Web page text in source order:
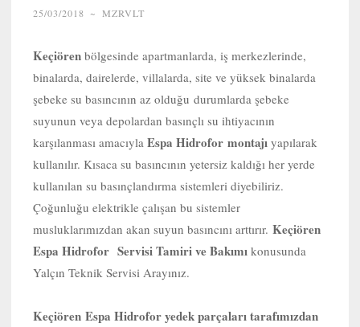
25/03/2018 ~ MZRVLT
Keçiören bölgesinde apartmanlarda, iş merkezlerinde,
binalarda, dairelerde, villalarda, site ve yüksek binalarda
şebeke su basıncının az olduğu durumlarda şebeke
suyunun veya depolardan basınçlı su ihtiyacının
karşılanması amacıyla Espa Hidrofor montajı yapılarak
kullanılır. Kısaca su basıncının yetersiz kaldığı her yerde
kullanılan su basınçlandırma sistemleri diyebiliriz.
Çoğunluğu elektrikle çalışan bu sistemler
musluklarımızdan akan suyun basıncını arttırır. Keçiören
Espa Hidrofor Servisi Tamiri ve Bakımı konusunda
Yalçın Teknik Servisi Arayınız.
Keçiören Espa Hidrofor yedek parçaları tarafımızdan